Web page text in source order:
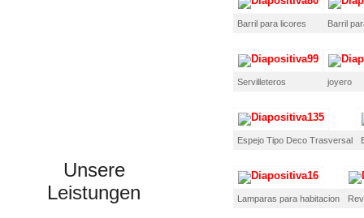
Unsere
Leistungen
Barril para licores Barril
Servilleteros joyero
Espejo Tipo Deco Trasversal
Lamparas para habitacion